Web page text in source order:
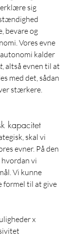
sig
bevare og
Vores evne
kalder
, altså evnen til at
med det, sådan
stærkere.
kapacitet
skal vi
evner. På den
hvordan vi
Vi kunne
formel til at give
x